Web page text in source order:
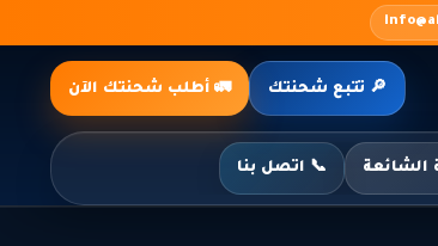
الشائعة 📞 اتصل بنا
🔎 تتبع شحنتك 🚛 أطلب شحنتك الآن